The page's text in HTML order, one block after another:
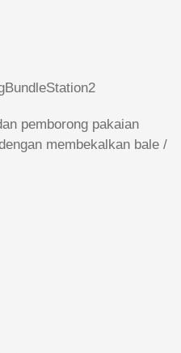
pemborong pakaian
membekalkan bale /